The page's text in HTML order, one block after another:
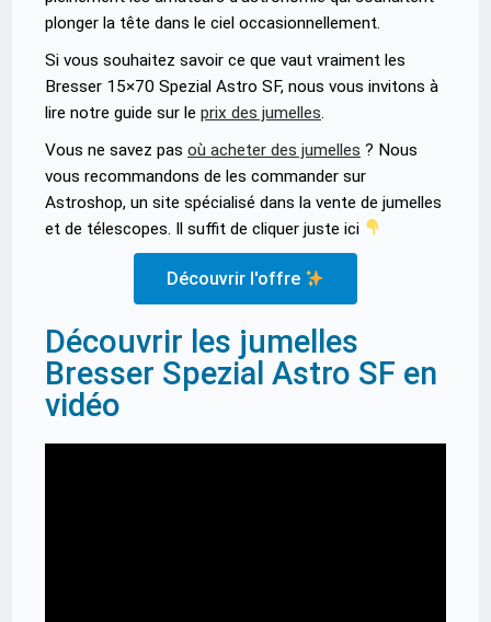
plonger la tête dans le ciel occasionnellement.
Si vous souhaitez savoir ce que vaut vraiment les
Bresser 15×70 Spezial Astro SF, nous vous invitons à
lire notre guide sur le prix des jumelles.
Vous ne savez pas où acheter des jumelles ? Nous
vous recommandons de les commander sur
Astroshop, un site spécialisé dans la vente de jumelles
et de télescopes. Il suffit de cliquer juste ici
Découvrir l'offre
Découvrir les jumelles
Bresser Spezial Astro SF en
vidéo